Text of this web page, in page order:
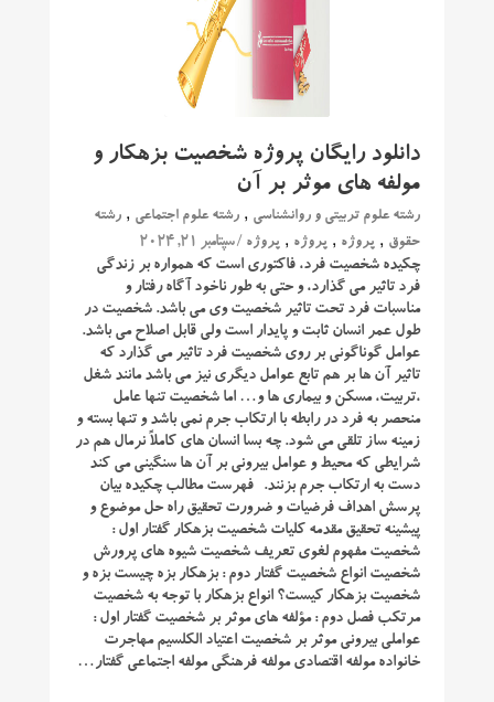
دانلود رایگان پروژه شخصیت بزهکار و
مولفه های موثر بر آن
رشته علوم تربیتی و روانشناسی ,رشته علوم اجتماعی ,رشته
حقوق , پروژه , پروژه , پروژه / سپتامبر 21, 2024
چکیده شخصیت فرد، فاکتوری است که همواره بر زندگی
فرد تاثیر می گذارد، و حتی به طور ناخود آگاه رفتار و
مناسبات فرد تحت تاثیر شخصیت وی می باشد. شخصیت در
طول عمر انسان ثابت و پایدار است ولی قابل اصلاح می باشد.
عوامل گوناگونی بر روی شخصیت فرد تاثیر می گذارد که
تاثیر آن ها بر هم تابع عوامل دیگری نیز می باشد مانند شغل
،تربیت، مسکن و بیماری ها و… اما شخصیت تنها عامل
منحصر به فرد در رابطه با ارتکاب جرم نمی باشد و تنها بسته و
زمینه ساز تلقی می شود. چه بسا انسان های کاملاً نرمال هم در
شرایطی که محیط و عوامل بیرونی بر آن ها سنگینی می کند
دست به ارتکاب جرم بزنند. فهرست مطالب چكیده بیان
پرسش اهداف فرضیات و ضرورت تحقیق راه حل موضوع و
پیشینه تحقیق مقدمه كلیات شخصیت بزهكار گفتار اول :
شخصیت مفهوم لغوی تعریف شخصیت شیوه های پرورش
شخصیت انواع شخصیت گفتار دوم : بزهكار بزه چیست بزه و
شخصیت بزهكار كیست؟ انواع بزهكار با توجه به شخصیت
مرتكب فصل دوم : مؤلفه های موثر بر شخصیت گفتار اول :
عواملی بیرونی موثر بر شخصیت اعتیاد الكلسیم مهاجرت
خانواده مولفه اقتصادی مولفه فرهنگی مولفه اجتماعی گفتار…